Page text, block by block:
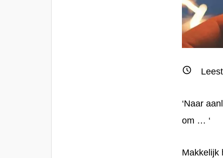
‘Naar
om … ‘
Makkelijk